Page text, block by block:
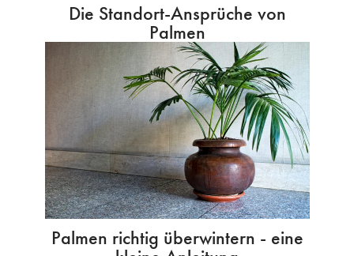
Die Standort-Ansprüche von
Palmen
Palmen richtig überwintern - eine